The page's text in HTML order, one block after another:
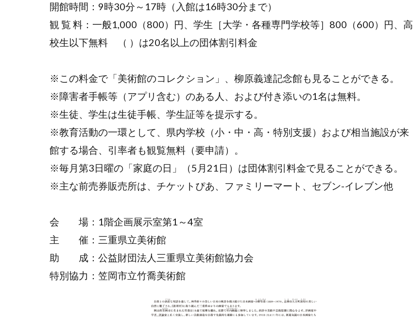
開館時間：9時30分～17時（入館は16時30分まで）
観 覧 料：一般1,000（800）円、学生［大学・各種専門学校等］800（600）円、高
校生以下無料 （ ）は20名以上の団体割引料金
※この料金で「美術館のコレクション」、柳原義達記念館も見ることができる。
※障害者手帳等（アプリ含む）のある人、および付き添いの1名は無料。
※生徒、学生は生徒手帳、学生証等を提示する。
※教育活動の一環として、県内学校（小・中・高・特別支援）および相当施設が来
館する場合、引率者も観覧無料（要申請）。
※毎月第3日曜の「家庭の日」（5月21日）は団体割引料金で見ることができる。
※主な前売券販売所は、チケットぴあ、ファミリーマート、セブン-イレブン他
会 場：1階企画展示室第1～4室
主 催：三重県立美術館
助 成：公益財団法人三重県立美術館協力会
特別協力：笠岡市立竹喬美術館